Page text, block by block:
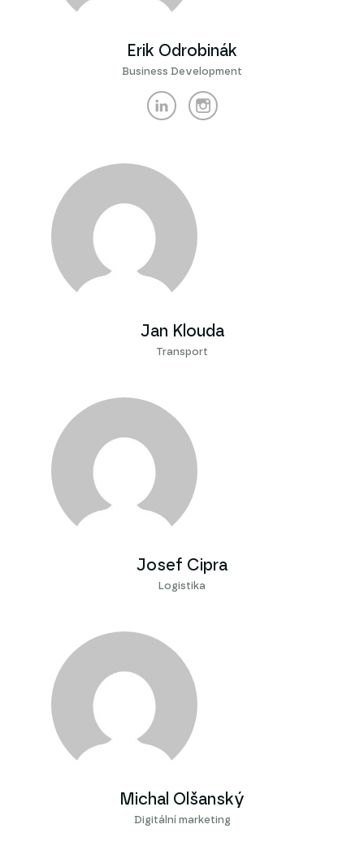
Erik Odrobinák
Business Development
Jan Klouda
Transport
Josef Cipra
Logistika
Michal Olšanský
Digitální marketing